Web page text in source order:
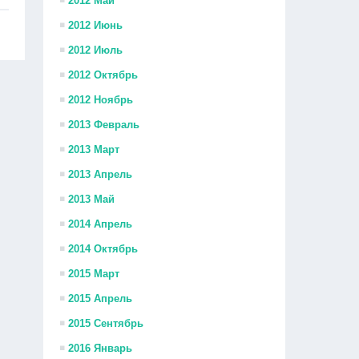
2012 Июнь
2012 Июль
2012 Октябрь
2012 Ноябрь
2013 Февраль
2013 Март
2013 Апрель
2013 Май
2014 Апрель
2014 Октябрь
2015 Март
2015 Апрель
2015 Сентябрь
2016 Январь